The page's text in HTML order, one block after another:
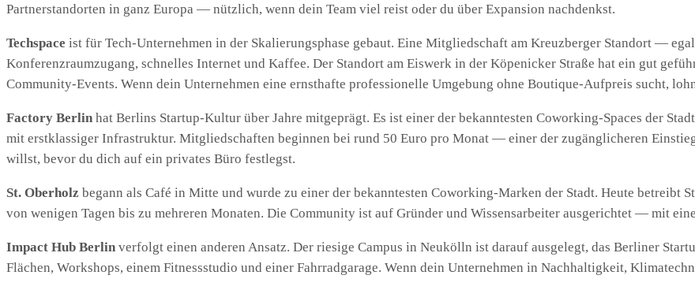
Partnerstandorten in ganz Europa — nützlich, wenn dein Team viel reist oder du über Expansion nachdenkst.
Techspace ist für Tech-Unternehmen in der Skalierungsphase gebaut. Eine Mitgliedschaft am Kreuzberger Standort —
Konferenzraumzugang, schnelles Internet und Kaffee. Der Standort am Eiswerk in der Köpenicker Straße hat ein gut
Community-Events. Wenn dein Unternehmen eine ernsthafte professionelle Umgebung ohne Boutique-Aufpreis sucht,
Factory Berlin hat Berlins Startup-Kultur über Jahre mitgeprägt. Es ist einer der bekanntesten Coworking-Spaces der
mit erstklassiger Infrastruktur. Mitgliedschaften beginnen bei rund 50 Euro pro Monat — einer der zugänglicheren
willst, bevor du dich auf ein privates Büro festlegst.
St. Oberholz begann als Café in Mitte und wurde zu einer der bekanntesten Coworking-Marken der Stadt. Heute betreibt
von wenigen Tagen bis zu mehreren Monaten. Die Community ist auf Gründer und Wissensarbeiter ausgerichtet — mit
Impact Hub Berlin verfolgt einen anderen Ansatz. Der riesige Campus in Neukölln ist darauf ausgelegt, das Berliner
Flächen, Workshops, einem Fitnessstudio und einer Fahrradgarage. Wenn dein Unternehmen in Nachhaltigkeit,